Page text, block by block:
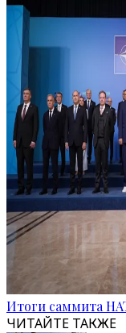
Итоги саммита
ЧИТАЙТЕ ТАКЖЕ